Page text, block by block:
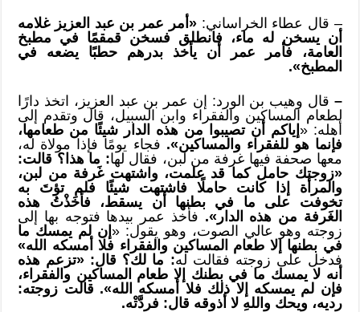
– قال عطاء الخراساني:«أمر عمر بن عبد العزيز غلامه
أن يسخن له ماء، فانطلق فسخن قمقمًا في مطبخ
العامة، فأمر عمر أن يأخذ بدرهم حطبًا يضعه في
المطبخ».
– قال وهيب بن الورد: إن عمر بن عبد العزيز، اتخذ دارًا
لطعام المساكين والفقراء وابن السبيل، قال وتقدم إلى
أهله: « إياكم أن تصيبوا من هذه الدار شيئًا من طعامها،
فإنما هو للفقراء والمساكين». فجاء يومًا فإذا مولاة له،
معها صحفة فيها غرفة من لبن، فقال لها: ما هذا؟ قالت:
«زوجتك حامل كما قد علمت، واشتهت غَرفة من لبن،
والمرأة إذا كانت حاملًا فاشتهت شيئًا فلم تؤتَ به
تخوفت على ما في بطنها أن يسقط، فأخَذْتُ هذه
الغَرفة من هذه الدار». فأخذ عمر بيدها فتوجه بها إلى
زوجته وهو عالي الصوت، وهو يقول: «إن لم يمسك ما
في بطنها إلا طعام المساكين والفقراء فلا أمسكه الله»
فدخل على زوجته فقالت له: ما لك؟ قال: «تزعم هذه
أنه لا يمسك ما في بطنك إلا طعام المساكين والفقراء،
فإن لم يمسكه إلا ذلك فلا أمسكه الله». قالت زوجته:
رديه، ويحك واللهِ لا أذوقه قال: فردَّتْه.